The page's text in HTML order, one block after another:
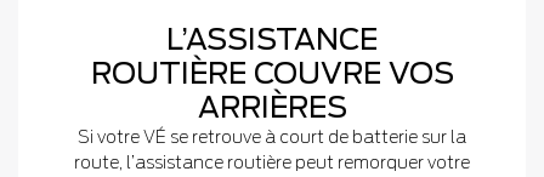
L’ASSISTANCE
ROUTIÈRE COUVRE VOS
ARRIÈRES
Si votre VÉ se retrouve à court de batterie sur la
route, l’assistance routière peut remorquer votre